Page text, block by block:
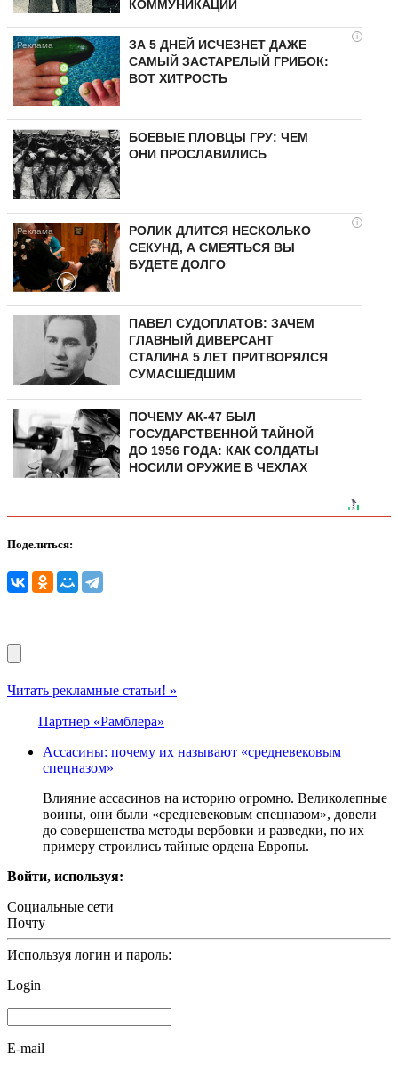
КОММУНИКАЦИИ
i
ЗА 5 ДНЕЙ ИСЧЕЗНЕТ ДАЖЕ
САМЫЙ ЗАСТАРЕЛЫЙ ГРИБОК:
ВОТ ХИТРОСТЬ
БОЕВЫЕ ПЛОВЦЫ ГРУ: ЧЕМ
ОНИ ПРОСЛАВИЛИСЬ
i
РОЛИК ДЛИТСЯ НЕСКОЛЬКО
СЕКУНД, А СМЕЯТЬСЯ ВЫ
БУДЕТЕ ДОЛГО
ПАВЕЛ СУДОПЛАТОВ: ЗАЧЕМ
ГЛАВНЫЙ ДИВЕРСАНТ
СТАЛИНА 5 ЛЕТ ПРИТВОРЯЛСЯ
СУМАСШЕДШИМ
ПОЧЕМУ АК-47 БЫЛ
ГОСУДАРСТВЕННОЙ ТАЙНОЙ
ДО 1956 ГОДА: КАК СОЛДАТЫ
НОСИЛИ ОРУЖИЕ В ЧЕХЛАХ
Поделиться:
Читать рекламные статьи! »
Партнер «Рамблера»
Ассасины: почему их называют «средневековым
спецназом»
Влияние ассасинов на историю огромно. Великолепные
воины, они были «средневековым спецназом», довели
до совершенства методы вербовки и разведки, по их
примеру строились тайные ордена Европы.
Войти, используя:
Социальные сети
Почту
Используя логин и пароль:
Login
E-mail